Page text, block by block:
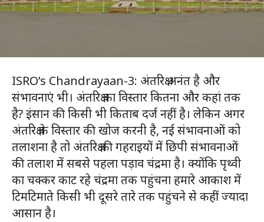
ISRO’s Chandrayaan-3: अंतरिक्ष अनंत है और
संभावनाएं भी। अंतरिक्ष का विस्तार कितना और कहां तक
है? इंसान की किसी भी किताब दर्ज नहीं है। लेकिन अगर
अंतरिक्ष के विस्तार की खोज करनी है, नई संभावनाओं को
तलाशना है तो अंतरिक्ष की गहराइयों में छिपी संभावनाओं
की तलाश में सबसे पहला पड़ाव चंद्रमा है। क्योंकि पृथ्वी
का चक्कर काट रहे चंद्रमा तक पहुंचना हमारे आकाश में
टिमटिमाते किसी भी दूसरे तारे तक पहुंचने से कहीं ज्यादा
आसान है।